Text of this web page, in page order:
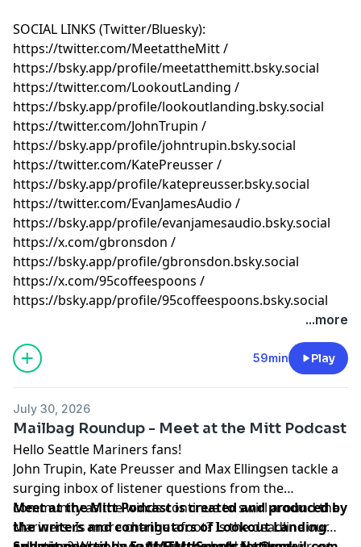
SOCIAL LINKS (Twitter/Bluesky):
⁠⁠⁠⁠⁠⁠⁠⁠⁠⁠⁠⁠⁠⁠⁠⁠⁠⁠⁠⁠⁠⁠⁠⁠⁠⁠⁠⁠⁠⁠⁠⁠⁠⁠⁠⁠⁠⁠⁠⁠⁠⁠⁠⁠⁠⁠⁠⁠⁠⁠⁠⁠⁠⁠⁠⁠⁠⁠⁠⁠⁠⁠⁠⁠⁠⁠⁠⁠⁠⁠⁠⁠⁠⁠⁠⁠⁠⁠⁠⁠⁠⁠⁠⁠⁠⁠⁠⁠⁠⁠⁠⁠⁠⁠⁠⁠⁠⁠⁠https://twitter.com/MeetattheMitt⁠⁠⁠⁠⁠⁠⁠⁠⁠⁠⁠⁠⁠⁠⁠⁠⁠⁠⁠⁠⁠⁠⁠⁠⁠⁠⁠⁠⁠⁠⁠⁠⁠⁠⁠⁠⁠⁠⁠⁠⁠⁠⁠⁠⁠⁠⁠⁠⁠⁠⁠⁠⁠⁠⁠⁠⁠⁠⁠⁠⁠⁠⁠⁠⁠⁠⁠⁠⁠⁠⁠⁠⁠⁠⁠⁠⁠⁠⁠⁠⁠⁠⁠⁠⁠⁠⁠⁠⁠⁠⁠⁠⁠⁠⁠⁠⁠⁠⁠/
⁠⁠⁠⁠⁠⁠⁠⁠⁠⁠⁠⁠⁠⁠⁠⁠⁠⁠⁠⁠⁠⁠⁠⁠⁠⁠⁠⁠⁠⁠⁠⁠⁠⁠⁠⁠⁠⁠⁠⁠⁠⁠⁠⁠⁠⁠⁠⁠⁠⁠⁠⁠⁠⁠⁠⁠⁠⁠⁠⁠⁠⁠⁠⁠⁠⁠⁠⁠⁠⁠⁠⁠⁠⁠⁠⁠⁠⁠⁠⁠⁠⁠⁠⁠⁠⁠⁠⁠⁠⁠⁠⁠⁠⁠⁠⁠⁠⁠⁠https://bsky.app/profile/meetatthemitt.bsky.social⁠⁠⁠⁠⁠⁠⁠⁠⁠⁠⁠⁠⁠⁠⁠⁠⁠⁠⁠⁠⁠⁠⁠⁠⁠⁠⁠⁠⁠⁠⁠⁠⁠⁠⁠⁠⁠⁠⁠⁠⁠⁠⁠⁠⁠⁠⁠⁠⁠⁠⁠⁠⁠⁠⁠⁠⁠⁠⁠⁠⁠⁠⁠⁠⁠⁠⁠⁠⁠⁠⁠⁠⁠⁠⁠⁠⁠⁠⁠⁠⁠⁠⁠⁠⁠⁠⁠⁠⁠⁠⁠⁠⁠⁠⁠⁠⁠⁠⁠
⁠⁠⁠⁠⁠⁠⁠⁠⁠⁠⁠⁠⁠⁠⁠⁠⁠⁠⁠⁠⁠⁠⁠⁠⁠⁠⁠⁠⁠⁠⁠⁠⁠⁠⁠⁠⁠⁠⁠⁠⁠⁠⁠⁠⁠⁠⁠⁠⁠⁠⁠⁠⁠⁠⁠⁠⁠⁠⁠⁠⁠⁠⁠⁠⁠⁠⁠⁠⁠⁠⁠⁠⁠⁠⁠⁠⁠⁠⁠⁠⁠⁠⁠⁠⁠⁠⁠⁠⁠⁠⁠⁠⁠⁠⁠⁠⁠⁠⁠https://twitter.com/LookoutLanding⁠⁠⁠⁠⁠⁠⁠⁠⁠⁠⁠⁠⁠⁠⁠⁠⁠⁠⁠⁠⁠⁠⁠⁠⁠⁠⁠⁠⁠⁠⁠⁠⁠⁠⁠⁠⁠⁠⁠⁠⁠⁠⁠⁠⁠⁠⁠⁠⁠⁠⁠⁠⁠⁠⁠⁠⁠⁠⁠⁠⁠⁠⁠⁠⁠⁠⁠⁠⁠⁠⁠⁠⁠⁠⁠⁠⁠⁠⁠⁠⁠⁠⁠⁠⁠⁠⁠⁠⁠⁠⁠⁠⁠⁠⁠⁠⁠⁠⁠ /
⁠⁠⁠⁠⁠⁠⁠⁠⁠⁠⁠⁠⁠⁠⁠⁠⁠⁠⁠⁠⁠⁠⁠⁠⁠⁠⁠⁠⁠⁠⁠⁠⁠⁠⁠⁠⁠⁠⁠⁠⁠⁠⁠⁠⁠⁠⁠⁠⁠⁠⁠⁠⁠⁠⁠⁠⁠⁠⁠⁠⁠⁠⁠⁠⁠⁠⁠⁠⁠⁠⁠⁠⁠⁠⁠⁠⁠⁠⁠⁠⁠⁠⁠⁠⁠⁠⁠⁠⁠⁠⁠⁠⁠⁠⁠⁠⁠⁠⁠https://bsky.app/profile/lookoutlanding.bsky.social⁠⁠⁠⁠⁠⁠⁠⁠⁠⁠⁠⁠⁠⁠⁠⁠⁠⁠⁠⁠⁠⁠⁠⁠⁠⁠⁠⁠⁠⁠⁠⁠⁠⁠⁠⁠⁠⁠⁠⁠⁠⁠⁠⁠⁠⁠⁠⁠⁠⁠⁠⁠⁠⁠⁠⁠⁠⁠⁠⁠⁠⁠⁠⁠⁠⁠⁠⁠⁠⁠⁠⁠⁠⁠⁠⁠⁠⁠⁠⁠⁠⁠⁠⁠⁠⁠⁠⁠⁠⁠⁠⁠⁠⁠⁠⁠⁠⁠⁠
⁠⁠⁠⁠⁠⁠⁠⁠⁠⁠⁠⁠⁠⁠⁠⁠⁠⁠⁠⁠⁠⁠⁠⁠⁠⁠⁠⁠⁠⁠⁠⁠⁠⁠⁠⁠⁠⁠⁠⁠⁠⁠⁠⁠⁠⁠⁠⁠⁠⁠⁠⁠⁠⁠⁠⁠⁠⁠⁠⁠⁠⁠⁠⁠⁠⁠⁠⁠⁠⁠⁠⁠⁠⁠⁠⁠⁠⁠⁠⁠⁠⁠⁠⁠⁠⁠⁠⁠⁠⁠⁠⁠⁠⁠⁠⁠⁠⁠⁠https://twitter.com/JohnTrupin⁠⁠⁠⁠⁠⁠⁠⁠⁠⁠⁠⁠⁠⁠⁠⁠⁠⁠⁠⁠⁠⁠⁠⁠⁠⁠⁠⁠⁠⁠⁠⁠⁠⁠⁠⁠⁠⁠⁠⁠⁠⁠⁠⁠⁠⁠⁠⁠⁠⁠⁠⁠⁠⁠⁠⁠⁠⁠⁠⁠⁠⁠⁠⁠⁠⁠⁠⁠⁠⁠⁠⁠⁠⁠⁠⁠⁠⁠⁠⁠⁠⁠⁠⁠⁠⁠⁠⁠⁠⁠⁠⁠⁠⁠⁠⁠⁠⁠⁠ /
⁠⁠⁠⁠⁠⁠⁠⁠⁠⁠⁠⁠⁠⁠⁠⁠⁠⁠⁠⁠⁠⁠⁠⁠⁠⁠⁠⁠⁠⁠⁠⁠⁠⁠⁠⁠⁠⁠⁠⁠⁠⁠⁠⁠⁠⁠⁠⁠⁠⁠⁠⁠⁠⁠⁠⁠⁠⁠⁠⁠⁠⁠⁠⁠⁠⁠⁠⁠⁠⁠⁠⁠⁠⁠⁠⁠⁠⁠⁠⁠⁠⁠⁠⁠⁠⁠⁠⁠⁠⁠⁠⁠⁠⁠⁠⁠⁠⁠⁠https://bsky.app/profile/johntrupin.bsky.social⁠⁠⁠⁠⁠⁠⁠⁠⁠⁠⁠⁠⁠⁠⁠⁠⁠⁠⁠⁠⁠⁠⁠⁠⁠⁠⁠⁠⁠⁠⁠⁠⁠⁠⁠⁠⁠⁠⁠⁠⁠⁠⁠⁠⁠⁠⁠⁠⁠⁠⁠⁠⁠⁠⁠⁠⁠⁠⁠⁠⁠⁠⁠⁠⁠⁠⁠⁠⁠⁠⁠⁠⁠⁠⁠⁠⁠⁠⁠⁠⁠⁠⁠⁠⁠⁠⁠⁠⁠⁠⁠⁠⁠⁠⁠⁠⁠⁠⁠
⁠⁠⁠⁠⁠⁠⁠⁠⁠⁠⁠⁠⁠⁠⁠⁠⁠⁠⁠⁠⁠⁠⁠⁠⁠⁠⁠⁠⁠⁠⁠⁠⁠⁠⁠⁠⁠⁠⁠⁠⁠⁠⁠⁠⁠⁠⁠⁠⁠⁠⁠⁠⁠⁠⁠⁠⁠⁠⁠⁠⁠⁠⁠⁠⁠⁠⁠⁠⁠⁠⁠⁠⁠⁠⁠⁠⁠⁠⁠⁠⁠⁠⁠⁠⁠⁠⁠⁠⁠⁠⁠⁠⁠⁠⁠⁠⁠⁠⁠https://twitter.com/KatePreusser⁠⁠⁠⁠⁠⁠⁠⁠⁠⁠⁠⁠⁠⁠⁠⁠⁠⁠⁠⁠⁠⁠⁠⁠⁠⁠⁠⁠⁠⁠⁠⁠⁠⁠⁠⁠⁠⁠⁠⁠⁠⁠⁠⁠⁠⁠⁠⁠⁠⁠⁠⁠⁠⁠⁠⁠⁠⁠⁠⁠⁠⁠⁠⁠⁠⁠⁠⁠⁠⁠⁠⁠⁠⁠⁠⁠⁠⁠⁠⁠⁠⁠⁠⁠⁠⁠⁠⁠⁠⁠⁠⁠⁠⁠⁠⁠⁠⁠⁠/
⁠⁠⁠⁠⁠⁠⁠⁠⁠⁠⁠⁠⁠⁠⁠⁠⁠⁠⁠⁠⁠⁠⁠⁠⁠⁠⁠⁠⁠⁠⁠⁠⁠⁠⁠⁠⁠⁠⁠⁠⁠⁠⁠⁠⁠⁠⁠⁠⁠⁠⁠⁠⁠⁠⁠⁠⁠⁠⁠⁠⁠⁠⁠⁠⁠⁠⁠⁠⁠⁠⁠⁠⁠⁠⁠⁠⁠⁠⁠⁠⁠⁠⁠⁠⁠⁠⁠⁠⁠⁠⁠⁠⁠⁠⁠⁠⁠⁠⁠https://bsky.app/profile/katepreusser.bsky.social⁠⁠⁠⁠⁠⁠⁠⁠⁠⁠⁠⁠⁠⁠⁠⁠⁠⁠⁠⁠⁠⁠⁠⁠⁠⁠⁠⁠⁠⁠⁠⁠⁠⁠⁠⁠⁠⁠⁠⁠⁠⁠⁠⁠⁠⁠⁠⁠⁠⁠⁠⁠⁠⁠⁠⁠⁠⁠⁠⁠⁠⁠⁠⁠⁠⁠⁠⁠⁠⁠⁠⁠⁠⁠⁠⁠⁠⁠⁠⁠⁠⁠⁠⁠⁠⁠⁠⁠⁠⁠⁠⁠⁠⁠⁠⁠⁠⁠⁠
⁠⁠⁠⁠⁠⁠⁠⁠⁠⁠⁠⁠⁠⁠⁠⁠⁠⁠⁠⁠⁠⁠⁠⁠⁠⁠⁠⁠⁠⁠⁠⁠⁠⁠⁠⁠⁠⁠⁠⁠⁠⁠⁠⁠⁠⁠⁠⁠⁠⁠⁠⁠⁠⁠⁠⁠⁠⁠⁠⁠⁠⁠⁠⁠⁠⁠⁠⁠⁠⁠⁠⁠⁠⁠⁠⁠⁠⁠⁠⁠⁠⁠⁠⁠⁠⁠⁠⁠⁠⁠⁠⁠⁠⁠⁠⁠⁠⁠⁠https://twitter.com/EvanJamesAudio⁠⁠⁠⁠⁠⁠⁠⁠⁠⁠⁠⁠⁠⁠⁠⁠⁠⁠⁠⁠⁠⁠⁠⁠⁠⁠⁠⁠⁠⁠⁠⁠⁠⁠⁠⁠⁠⁠⁠⁠⁠⁠⁠⁠⁠⁠⁠⁠⁠⁠⁠⁠⁠⁠⁠⁠⁠⁠⁠⁠⁠⁠⁠⁠⁠⁠⁠⁠⁠⁠⁠⁠⁠⁠⁠⁠⁠⁠⁠⁠⁠⁠⁠⁠⁠⁠⁠⁠⁠⁠⁠⁠⁠⁠⁠⁠⁠⁠⁠ /
⁠⁠⁠⁠⁠⁠⁠⁠⁠⁠⁠⁠⁠⁠⁠⁠⁠⁠⁠⁠⁠⁠⁠⁠⁠⁠⁠⁠⁠⁠⁠⁠⁠⁠⁠⁠⁠⁠⁠⁠⁠⁠⁠⁠⁠⁠⁠⁠⁠⁠⁠⁠⁠⁠⁠⁠⁠⁠⁠⁠⁠⁠⁠⁠⁠⁠⁠⁠⁠⁠⁠⁠⁠⁠⁠⁠⁠⁠⁠⁠⁠⁠⁠⁠⁠⁠⁠⁠⁠⁠⁠⁠⁠⁠⁠⁠⁠⁠⁠https://bsky.app/profile/evanjamesaudio.bsky.social⁠⁠⁠⁠⁠⁠⁠⁠⁠⁠⁠⁠⁠⁠⁠⁠⁠⁠⁠⁠⁠⁠⁠⁠⁠⁠⁠⁠⁠⁠⁠⁠⁠⁠⁠⁠⁠⁠⁠⁠⁠⁠⁠⁠⁠⁠⁠⁠⁠⁠⁠⁠⁠⁠⁠⁠⁠⁠⁠⁠⁠⁠⁠⁠⁠⁠⁠⁠⁠⁠⁠⁠⁠⁠⁠⁠⁠⁠⁠⁠⁠⁠⁠⁠⁠⁠⁠⁠⁠⁠⁠⁠⁠⁠⁠⁠⁠⁠⁠
⁠⁠⁠⁠⁠⁠⁠⁠⁠⁠⁠⁠⁠⁠⁠⁠⁠⁠⁠⁠⁠⁠⁠⁠⁠⁠⁠⁠⁠⁠⁠⁠⁠⁠⁠⁠⁠⁠⁠⁠⁠⁠⁠⁠⁠⁠⁠⁠⁠⁠⁠⁠⁠⁠⁠⁠⁠⁠⁠⁠⁠⁠⁠⁠⁠⁠⁠⁠⁠⁠⁠⁠⁠⁠⁠⁠⁠⁠⁠⁠⁠⁠⁠⁠⁠⁠⁠⁠⁠⁠⁠⁠⁠⁠⁠⁠⁠⁠⁠https://x.com/gbronsdon⁠⁠⁠⁠⁠⁠⁠⁠⁠⁠⁠⁠⁠⁠⁠⁠⁠⁠⁠⁠⁠⁠⁠⁠⁠⁠⁠⁠⁠⁠⁠⁠⁠⁠⁠⁠⁠⁠⁠⁠⁠⁠⁠⁠⁠⁠⁠⁠⁠⁠⁠⁠⁠⁠⁠⁠⁠⁠⁠⁠⁠⁠⁠⁠⁠⁠⁠⁠⁠⁠⁠⁠⁠⁠⁠⁠⁠⁠⁠⁠⁠⁠⁠⁠⁠⁠⁠⁠⁠⁠⁠⁠⁠⁠⁠⁠⁠⁠⁠ /
⁠⁠⁠⁠⁠⁠⁠⁠⁠⁠⁠⁠⁠⁠⁠⁠⁠⁠⁠⁠⁠⁠⁠⁠⁠⁠⁠⁠⁠⁠⁠⁠⁠⁠⁠⁠⁠⁠⁠⁠⁠⁠⁠⁠⁠⁠⁠⁠⁠⁠⁠⁠⁠⁠⁠⁠⁠⁠⁠⁠⁠⁠⁠⁠⁠⁠⁠⁠⁠⁠⁠⁠⁠⁠⁠⁠⁠⁠⁠⁠⁠⁠⁠⁠⁠⁠⁠⁠⁠⁠⁠⁠⁠⁠⁠⁠⁠⁠⁠https://bsky.app/profile/gbronsdon.bsky.social⁠⁠⁠⁠⁠⁠⁠⁠⁠⁠⁠⁠⁠⁠⁠⁠⁠⁠⁠⁠⁠⁠⁠⁠⁠⁠⁠⁠⁠⁠⁠⁠⁠⁠⁠⁠⁠⁠⁠⁠⁠⁠⁠⁠⁠⁠⁠⁠⁠⁠⁠⁠⁠⁠⁠⁠⁠⁠⁠⁠⁠⁠⁠⁠⁠⁠⁠⁠⁠⁠⁠⁠⁠⁠⁠⁠⁠⁠⁠⁠⁠⁠⁠⁠⁠⁠⁠⁠⁠⁠⁠⁠⁠⁠⁠⁠⁠⁠⁠
⁠⁠⁠⁠⁠⁠⁠⁠⁠⁠⁠⁠⁠⁠⁠⁠⁠⁠⁠⁠⁠⁠⁠⁠⁠⁠⁠⁠⁠⁠⁠⁠⁠⁠⁠⁠⁠⁠⁠⁠⁠⁠⁠⁠⁠⁠⁠⁠⁠⁠⁠⁠⁠⁠⁠⁠⁠⁠⁠⁠⁠⁠⁠⁠⁠⁠⁠⁠⁠⁠⁠⁠⁠⁠⁠⁠⁠⁠⁠⁠⁠⁠⁠⁠⁠⁠⁠⁠⁠⁠⁠⁠⁠⁠⁠⁠⁠⁠⁠https://x.com/95coffeespoons⁠⁠⁠⁠⁠⁠⁠⁠⁠⁠⁠⁠⁠⁠⁠⁠⁠⁠⁠⁠⁠⁠⁠⁠⁠⁠⁠⁠⁠⁠⁠⁠⁠⁠⁠⁠⁠⁠⁠⁠⁠⁠⁠⁠⁠⁠⁠⁠⁠⁠⁠⁠⁠⁠⁠⁠⁠⁠⁠⁠⁠⁠⁠⁠⁠⁠⁠⁠⁠⁠⁠⁠⁠⁠⁠⁠⁠⁠⁠⁠⁠⁠⁠⁠⁠⁠⁠⁠⁠⁠⁠⁠⁠⁠⁠⁠⁠⁠⁠ /
⁠⁠⁠⁠⁠⁠⁠⁠⁠⁠⁠⁠⁠⁠⁠⁠⁠⁠⁠⁠⁠⁠⁠⁠⁠⁠⁠⁠⁠⁠⁠⁠⁠⁠⁠⁠⁠⁠⁠⁠⁠⁠⁠⁠⁠⁠⁠⁠⁠⁠⁠⁠⁠⁠⁠⁠⁠⁠⁠⁠⁠⁠⁠⁠⁠⁠⁠⁠⁠⁠⁠⁠⁠⁠⁠⁠⁠⁠⁠⁠⁠⁠⁠⁠⁠⁠⁠⁠⁠⁠⁠⁠⁠⁠⁠⁠⁠⁠⁠https://bsky.app/profile/95coffeespoons.bsky.social⁠⁠⁠⁠⁠⁠⁠⁠⁠⁠⁠⁠⁠⁠⁠⁠⁠⁠⁠⁠⁠⁠⁠⁠⁠⁠⁠⁠⁠⁠⁠⁠⁠⁠⁠⁠⁠⁠⁠⁠⁠⁠⁠⁠⁠⁠⁠⁠⁠⁠⁠
...more
59min Play
July 30, 2026
Mailbag Roundup - Meet at the Mitt Podcast
Hello Seattle Mariners fans!
John Trupin, Kate Preusser and Max Ellingsen tackle a
surging inbox of listener questions from the
community as the winds continue to swirl around the
Mariners. Is more change afoot? Is the deadline our
Meet at the Mitt Podcast is created and produced by
the writers and contributors ofLookout Landing